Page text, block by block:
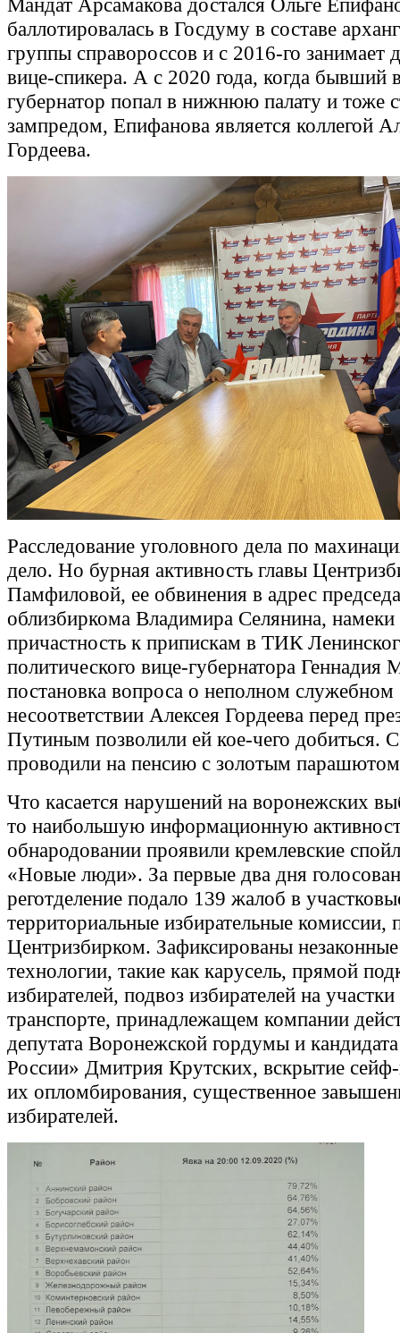
Мандат Арсамакова достался Ольге
баллотировалась в Госдуму в составе
группы справороссов и с 2016-го занимает
вице-спикера. А с 2020 года, когда бывший
губернатор попал в нижнюю палату и тоже
зампредом, Епифанова является коллегой
Гордеева.
Расследование уголовного дела по
дело. Но бурная активность главы
Памфиловой, ее обвинения в адрес
облизбиркома Владимира Селянина, намеки
причастность к припискам в ТИК
политического вице-губернатора Геннадия
постановка вопроса о неполном служебном
несоответствии Алексея Гордеева перед
Путиным позволили ей кое-чего добиться.
проводили на пенсию с золотым
Что касается нарушений на воронежских
то наибольшую информационную
обнародовании проявили кремлевские
«Новые люди». За первые два дня
реготделение подало 139 жалоб в
территориальные избирательные комиссии,
Центризбирком. Зафиксированы
технологии, такие как карусель, прямой
избирателей, подвоз избирателей на участки
транспорте, принадлежащем компании
депутата Воронежской гордумы и
России» Дмитрия Крутских, вскрытие сейф-
их опломбирования, существенное
избирателей.